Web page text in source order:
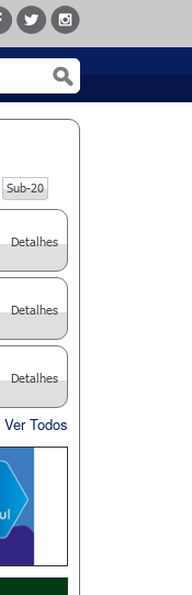
Sub-20
Detalhes
Detalhes
Detalhes
Ver Todos